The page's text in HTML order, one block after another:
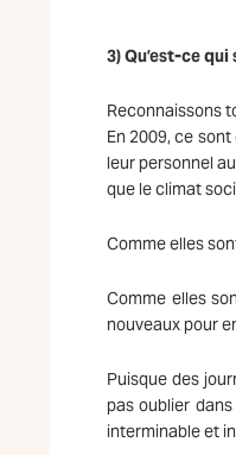
3) Qu’est-ce
Reconnaissons
En 2009, ce
leur personnel
que le climat
Comme elles
Comme elles
nouveaux pour
Puisque des
pas oublier
interminable et